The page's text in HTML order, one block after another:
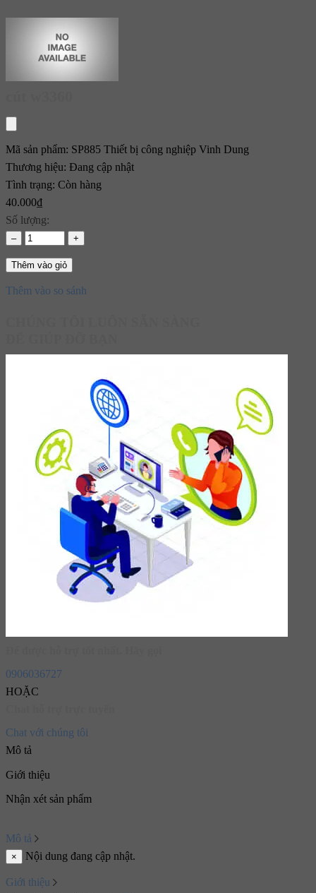
Mã sản phẩm: SP885 Thiết bị công nghiệp Vinh Dung
Thương hiệu: Đang cập nhật
Tình trạng: Còn hàng
40.000₫
Số lượng:
– +
Thêm vào giỏ
Thêm vào so sánh
0906036727
HOẶC
Chat với chúng tôi
Mô tả
Giới thiệu
Nhận xét sản phẩm
Mô tả
× Nội dung đang cập nhật.
Giới thiệu